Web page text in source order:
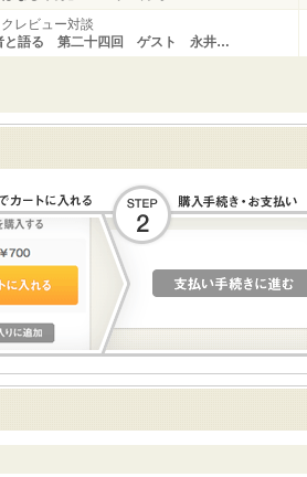
レビュー対談
と語る 第二十四回 ゲスト 永井…